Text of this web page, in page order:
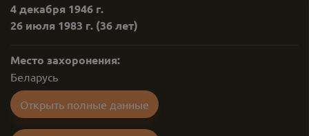
4 декабря 1946 г.
26 июля 1983 г. (36 лет)
Место захоронения:
Беларусь
Открыть полные данные